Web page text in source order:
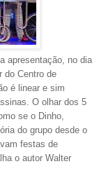
apresentação, no dia
do Centro de
é linear e sim
O olhar dos 5
se o Dinho,
do grupo desde o
festas de
o autor Walter